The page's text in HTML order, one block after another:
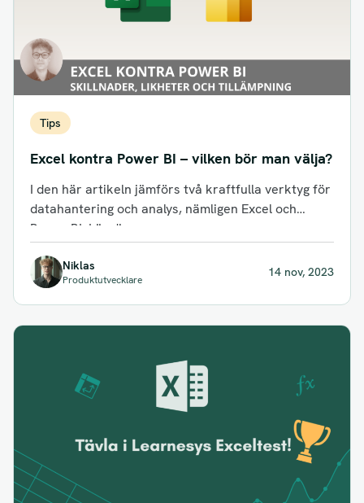
Tips
Excel kontra Power BI – vilken bör man välja?
I den här artikeln jämförs två kraftfulla verktyg för
datahantering och analys, nämligen Excel och
Power BI. Lär dig om...
Niklas
Produktutvecklare
14 nov, 2023